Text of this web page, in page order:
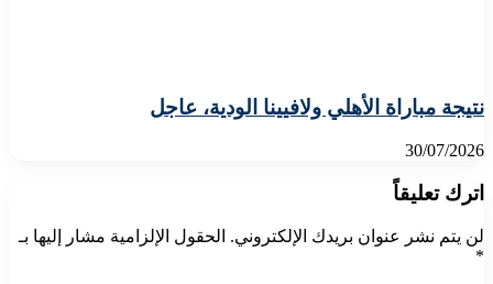
نتيجة مباراة الأهلي ولافيينا الودية، عاجل
30/07/2026
اترك تعليقاً
لن يتم نشر عنوان بريدك الإلكتروني. الحقول الإلزامية مشار إليها بـ
*